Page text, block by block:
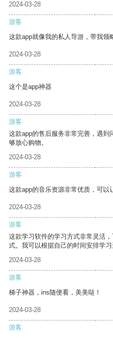
2024-03-28
游客
这款app就像我的私人导游，带我领
2024-03-28
游客
这个是app神器
2024-03-28
游客
这款app的售后服务非常完善，遇
够放心购物。
2024-03-28
游客
这款app的音乐资源非常优质，可以
2024-03-28
游客
这款学习软件的学习方式非常灵活
式。我可以根据自己的时间安排学习
2024-03-28
游客
梯子神器，ins随便看，美美哒！
2024-03-28
游客